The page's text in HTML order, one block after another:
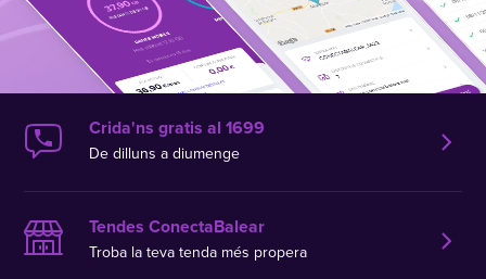
Crida'ns gratis al 1699
De dilluns a diumenge
Tendes ConectaBalear
Troba la teva tenda més propera